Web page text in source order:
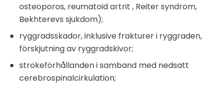
osteoporos, reumatoid artrit , Reiter syndrom,
Bekhterevs sjukdom);
ryggradsskador, inklusive frakturer i ryggraden,
förskjutning av ryggradskivor;
strokeförhållanden i samband med nedsatt
cerebrospinalcirkulation;